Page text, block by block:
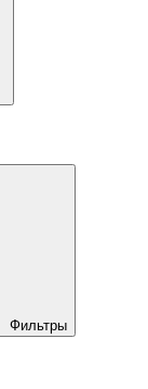
Фильтры